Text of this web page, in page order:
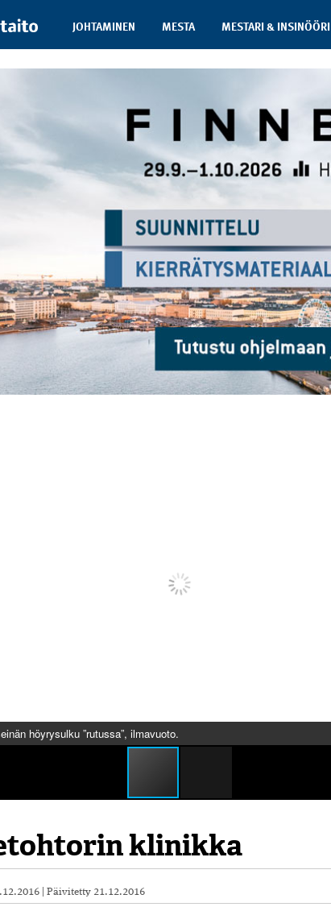
JOHTAMINEN MESTA MESTARI & INSINÖÖRI
höyrysulku ”rutussa”, ilmavuoto.
klinikka
|Päivitetty 21.12.2016